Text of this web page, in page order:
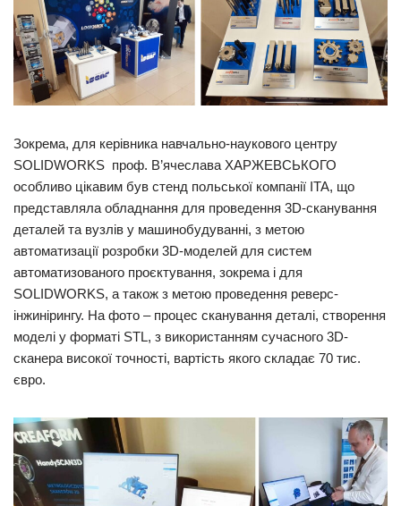
Зокрема, для керівника навчально-наукового центру
SOLIDWORKS проф. В’ячеслава ХАРЖЕВСЬКОГО
особливо цікавим був стенд польської компанії ITA, що
представляла обладнання для проведення 3D-сканування
деталей та вузлів у машинобудуванні, з метою
автоматизації розробки 3D-моделей для систем
автоматизованого проєктування, зокрема і для
SOLIDWORKS, а також з метою проведення реверс-
інжинірингу. На фото – процес сканування деталі, створення
моделі у форматі STL, з використанням сучасного 3D-
сканера високої точності, вартість якого складає 70 тис.
євро.